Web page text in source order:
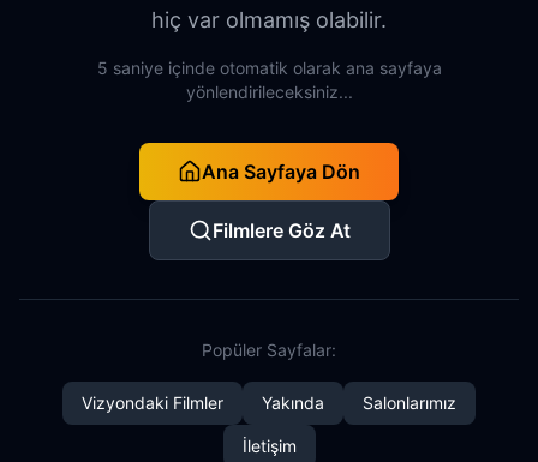
hiç var olmamış olabilir.
5 saniye içinde otomatik olarak ana sayfaya
yönlendirileceksiniz...
Ana Sayfaya Dön
Filmlere Göz At
Popüler Sayfalar:
Vizyondaki Filmler Yakında Salonlarımız
İletişim